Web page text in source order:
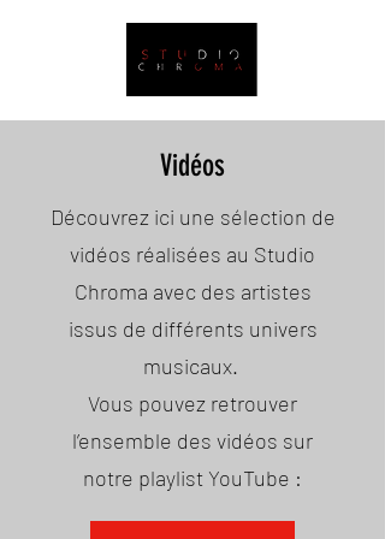
Vidéos
Découvrez ici une sélection de
vidéos réalisées au Studio
Chroma avec des artistes
issus de différents univers
musicaux.
Vous pouvez retrouver
l’ensemble des vidéos sur
notre playlist YouTube :